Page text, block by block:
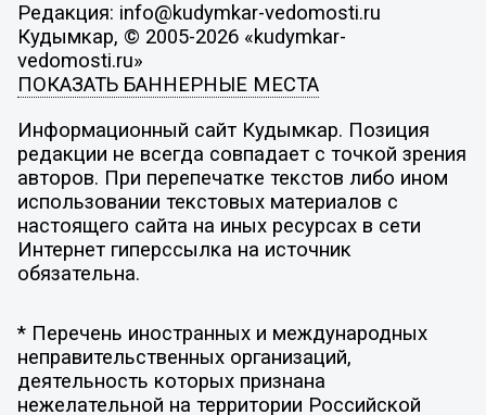
Редакция: info@kudymkar-vedomosti.ru
Кудымкар, © 2005-2026 «kudymkar-
vedomosti.ru»
ПОКАЗАТЬ БАННЕРНЫЕ МЕСТА
Информационный сайт Кудымкар. Позиция
редакции не всегда совпадает с точкой зрения
авторов. При перепечатке текстов либо ином
использовании текстовых материалов с
настоящего сайта на иных ресурсах в сети
Интернет гиперссылка на источник
обязательна.
* Перечень иностранных и международных
неправительственных организаций,
деятельность которых признана
нежелательной на территории Российской